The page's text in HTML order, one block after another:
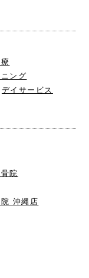
ング
デイサービス
院
沖縄店